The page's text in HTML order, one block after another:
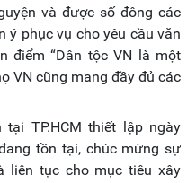
và được số đông các
ý phục vụ cho yêu cầu văn
điểm “Dân tộc VN là một
VN cũng mang đầy đủ các
TP.HCM thiết lập ngày
tồn tại, chúc mừng sự
liên tục cho mục tiêu xây